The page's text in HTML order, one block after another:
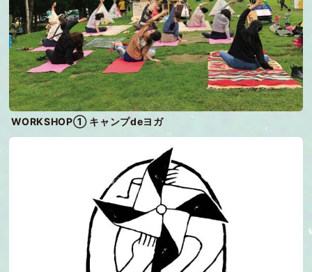
WORKSHOP① キャンプdeヨガ